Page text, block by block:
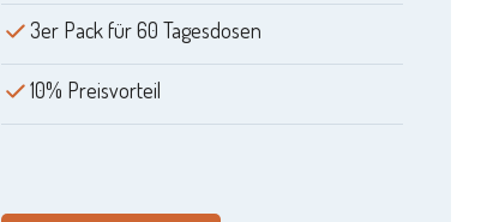
3er Pack für 60 Tagesdosen
10% Preisvorteil